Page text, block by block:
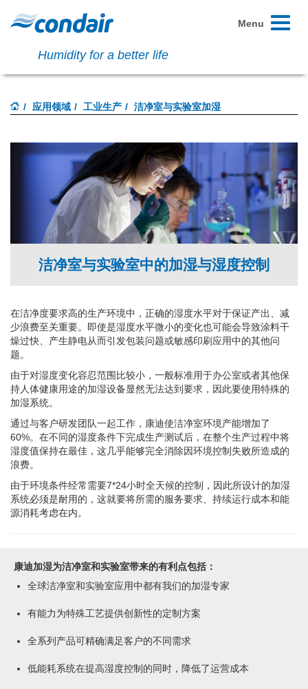
Humidity for a better life
Toggle
Menu
应用领域 工业生产 洁净室与实验室加湿
洁净室与实验室中的加湿与湿度控制
在洁净度要求高的生产环境中，正确的湿度水平对于保证产出、减
少浪费至关重要。即使是湿度水平微小的变化也可能会导致涂料干
燥过快、产生静电从而引发包装问题或敏感印刷应用中的其他问
题。
由于对湿度变化容忍范围比较小，一般标准用于办公室或者其他保
持人体健康用途的加湿设备显然无法达到要求，因此要使用特殊的
加湿系统。
通过与客户研发团队一起工作，康迪使洁净室环境产能增加了
60%。在不同的湿度条件下完成生产测试后，在整个生产过程中将
湿度值保持在最佳，这几乎能够完全消除因环境控制失败所造成的
浪费。
由于环境条件经常需要7*24小时全天候的控制，因此所设计的加湿
系统必须是耐用的，这就要将所需的服务要求、持续运行成本和能
源消耗考虑在内。
康迪加湿为洁净室和实验室带来的有利点包括：
全球洁净室和实验室应用中都有我们的加湿专家
有能力为特殊工艺提供创新性的定制方案
全系列产品可精确满足客户的不同需求
低能耗系统在提高湿度控制的同时，降低了运营成本